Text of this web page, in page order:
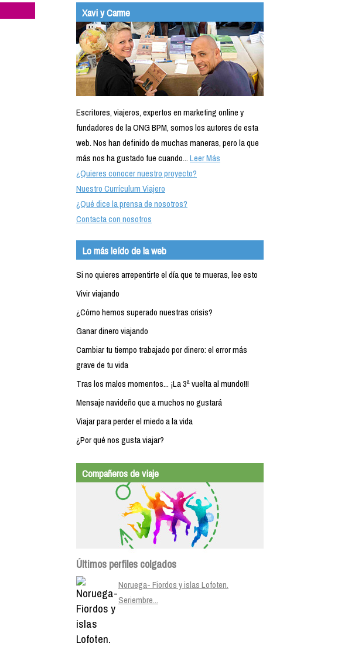
Xavi y Carme
Escritores, viajeros, expertos en marketing online y
fundadores de la ONG BPM, somos los autores de esta
web. Nos han definido de muchas maneras, pero la que
más nos ha gustado fue cuando...Leer Más
¿Quieres conocer nuestro proyecto?
Nuestro Currículum Viajero
¿Qué dice la prensa de nosotros?
Contacta con nosotros
Lo más leído de la web
Si no quieres arrepentirte el día que te mueras, lee esto
Vivir viajando
¿Cómo hemos superado nuestras crisis?
Ganar dinero viajando
Cambiar tu tiempo trabajado por dinero: el error más
grave de tu vida
Tras los malos momentos... ¡La 3ª vuelta al mundo!!!
Mensaje navideño que a muchos no gustará
Viajar para perder el miedo a la vida
¿Por qué nos gusta viajar?
Compañeros de viaje
Últimos perfiles colgados
Noruega- Fiordos y islas Lofoten.
Seriembre...